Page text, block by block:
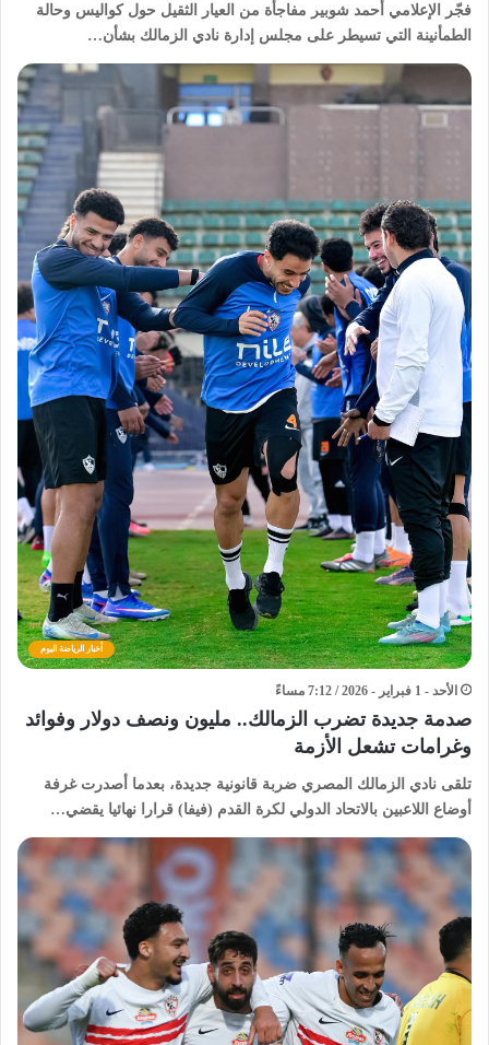
​فجّر الإعلامي أحمد شوبير مفاجأة من العيار الثقيل حول كواليس وحالة
الطمأنينة التي تسيطر على مجلس إدارة نادي الزمالك بشأن…
أخبار الرياضة اليوم
الأحد - 1 فبراير - 2026 / 7:12 مساءً
صدمة جديدة تضرب الزمالك.. مليون ونصف دولار وفوائد
وغرامات تشعل الأزمة
تلقى نادي الزمالك المصري ضربة قانونية جديدة، بعدما أصدرت غرفة
أوضاع اللاعبين بالاتحاد الدولي لكرة القدم (فيفا) قرارا نهائيا يقضي…